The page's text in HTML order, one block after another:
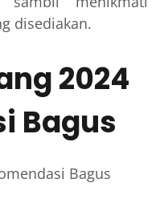
disediakan.
2024
Bagus